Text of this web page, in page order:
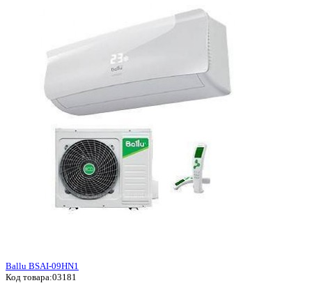
Ballu BSAI-09HN1
Код товара:03181